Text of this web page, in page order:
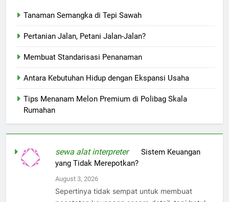
Tanaman Semangka di Tepi Sawah
Pertanian Jalan, Petani Jalan-Jalan?
Membuat Standarisasi Penanaman
Antara Kebutuhan Hidup dengan Ekspansi Usaha
Tips Menanam Melon Premium di Polibag Skala
Rumahan
sewa alat interpreteronSistem Keuangan
yang Tidak Merepotkan?
August 3, 2026
Sepertinya tidak sempat untuk membuat